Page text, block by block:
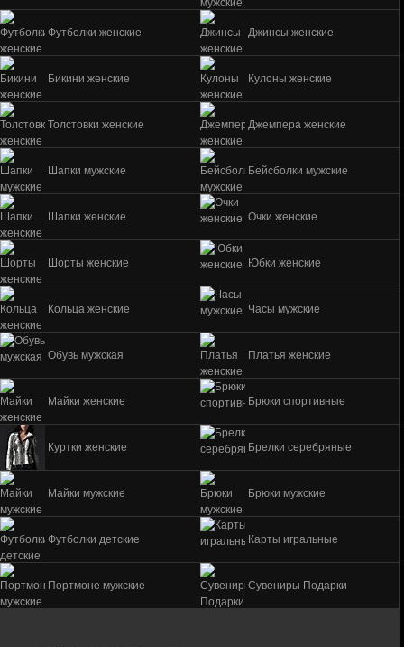
Футболки женские Джинсы женские
Бикини женские Кулоны женские
Толстовки женские Джемпера женские
Шапки мужские Бейсболки мужские
Шапки женские Очки женские
Шорты женские Юбки женские
Кольца женские Часы мужские
Обувь мужская Платья женские
Майки женские Брюки спортивные
Куртки женские Брелки серебряные
Майки мужские Брюки мужские
Футболки детские Карты игральные
Портмоне мужские Сувениры Подарки